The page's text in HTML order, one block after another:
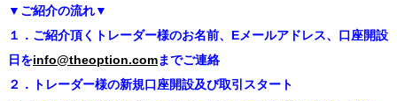
▼ご紹介の流れ▼
１．ご紹介頂くトレーダー様のお名前、Eメールアドレス、口座開設
日をinfo@theoption.comまでご連絡
２．トレーダー様の新規口座開設及び取引スタート